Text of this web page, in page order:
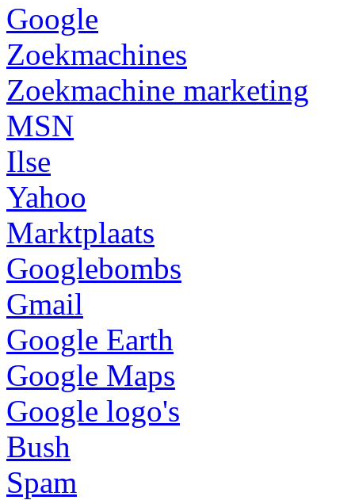
Google
Zoekmachines
Zoekmachine marketing
MSN
Ilse
Yahoo
Marktplaats
Googlebombs
Gmail
Google Earth
Google Maps
Google logo's
Bush
Spam